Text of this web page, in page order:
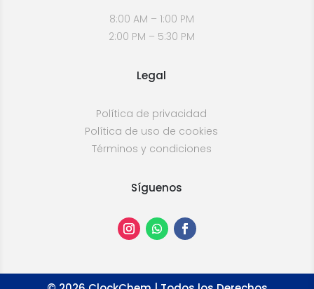
8:00 AM – 1:00 PM
2:00 PM – 5:30 PM
Legal
Política de privacidad
Política de uso de cookies
Términos y condiciones
Síguenos